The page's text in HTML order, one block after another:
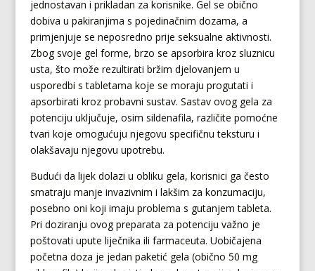
jednostavan i prikladan za korisnike. Gel se obično
dobiva u pakiranjima s pojedinačnim dozama, a
primjenjuje se neposredno prije seksualne aktivnosti.
Zbog svoje gel forme, brzo se apsorbira kroz sluznicu
usta, što može rezultirati bržim djelovanjem u
usporedbi s tabletama koje se moraju progutati i
apsorbirati kroz probavni sustav. Sastav ovog gela za
potenciju uključuje, osim sildenafila, različite pomoćne
tvari koje omogućuju njegovu specifičnu teksturu i
olakšavaju njegovu upotrebu.
Budući da lijek dolazi u obliku gela, korisnici ga često
smatraju manje invazivnim i lakšim za konzumaciju,
posebno oni koji imaju problema s gutanjem tableta.
Pri doziranju ovog preparata za potenciju važno je
poštovati upute liječnika ili farmaceuta. Uobičajena
početna doza je jedan paketić gela (obično 50 mg